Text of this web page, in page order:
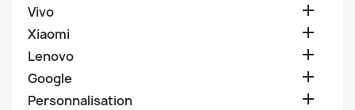
Vivo 
Xiaomi 
Lenovo 
Google 
Personnalisation 